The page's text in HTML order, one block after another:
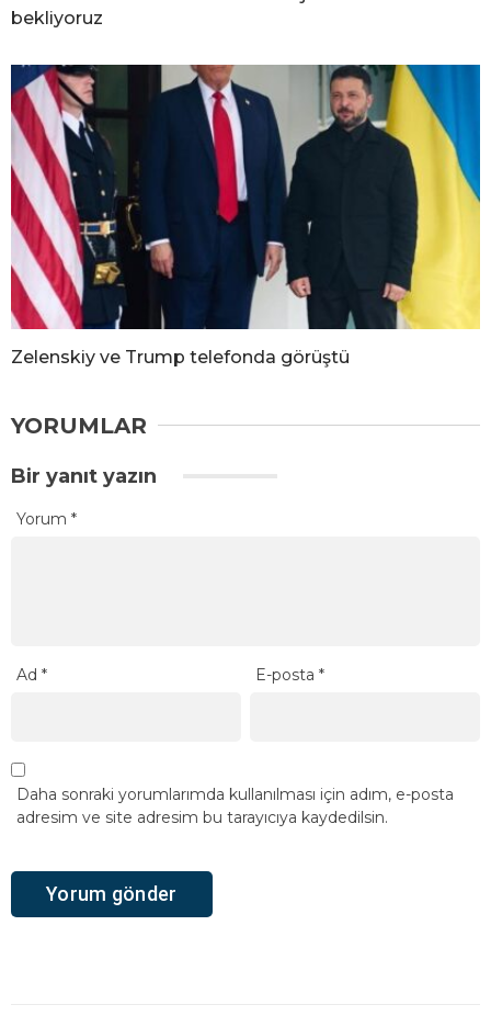
bekliyoruz
Zelenskiy ve Trump telefonda görüştü
YORUMLAR
Bir yanıt yazın
Yorum *
Ad * E-posta*
Daha sonraki yorumlarımda kullanılması için adım, e-posta
adresim ve site adresim bu tarayıcıya kaydedilsin.